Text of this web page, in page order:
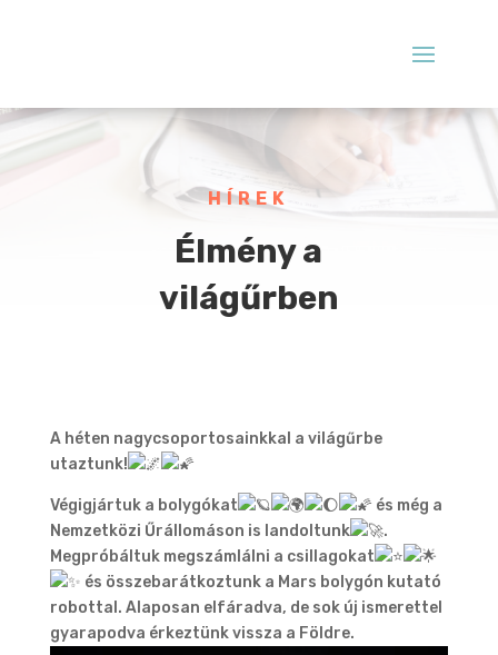
HÍREK
Élmény a
világűrben
A héten nagycsoportosainkkal a világűrbe
utaztunk!
Végigjártuk a bolygókat
és még a
Nemzetközi Űrállomáson is landoltunk
.
Megpróbáltuk megszámlálni a csillagokat
és összebarátkoztunk a Mars bolygón kutató
robottal. Alaposan elfáradva, de sok új ismerettel
gyarapodva érkeztünk vissza a Földre.